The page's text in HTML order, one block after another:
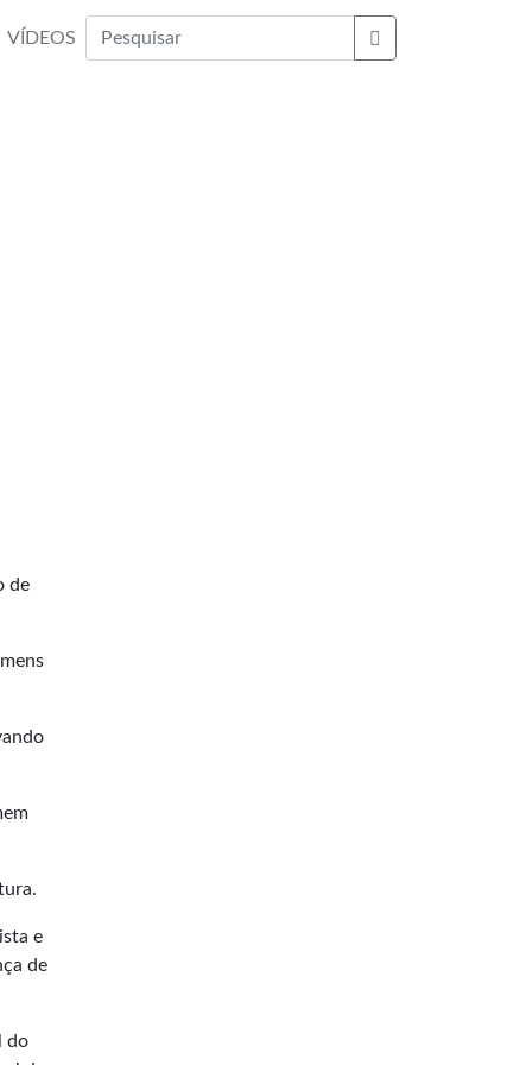
VÍDEOS
Buscar
de
e
de
do